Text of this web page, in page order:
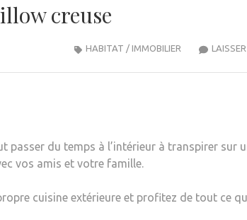
creuse
HABITAT / IMMOBILIER
passer du temps à l’intérieur à transpirer sur
vos amis et votre famille.
cuisine extérieure et profitez de tout ce